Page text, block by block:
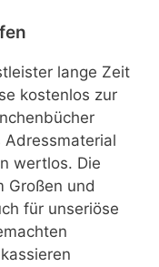
lange Zeit
kostenlos zur
wertlos. Die
Großen und
für unseriöse